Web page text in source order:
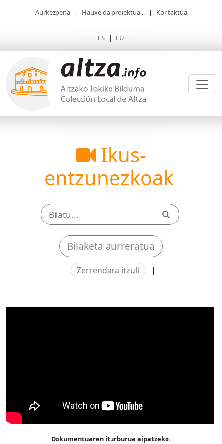
Aurkezpena | Hauxe da proiektua... | Kontaktua
ES | EU
Ikus-
entzunezkoak
Bilaketa aurreratua
Zerrendara itzuli |
Dokumentuaren iturburua aipatzeko: